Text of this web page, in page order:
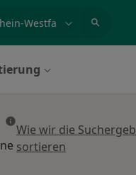
Wie wir die
sortieren